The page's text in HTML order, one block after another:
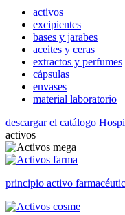
activos
excipientes
bases y jarabes
aceites y ceras
extractos y perfumes
cápsulas
envases
material laboratorio
descargar el catálogo
activos
principio activo